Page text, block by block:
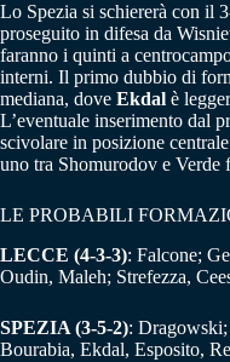
Lo Spezia si schiererà con il
proseguito in difesa da
faranno i quinti a
interni. Il primo dubbio di
mediana, dove Ekdal è
L’eventuale inserimento dal
scivolare in posizione
uno tra Shomurodov e Verde
LE PROBABILI
LECCE (4-3-3): Falcone;
Oudin, Maleh; Strefezza,
SPEZIA (3-5-2):
Bourabia, Ekdal, Esposito,